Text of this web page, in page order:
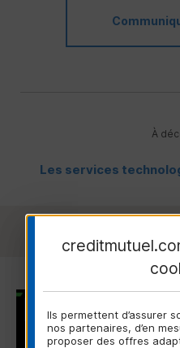
À
Les services
CARRIÈRE
Ils permettent d’assurer
nos partenaires, d’en
proposer des offres